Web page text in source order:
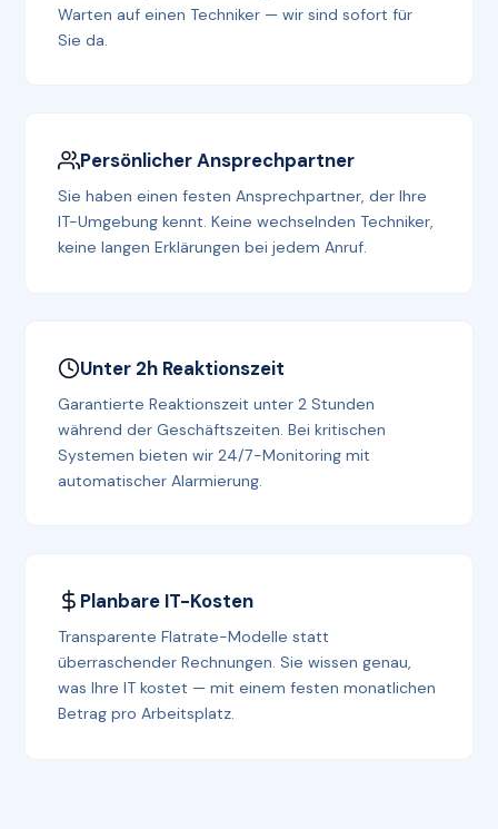
Warten auf einen Techniker — wir sind sofort für
Sie da.
Persönlicher Ansprechpartner
Sie haben einen festen Ansprechpartner, der Ihre
IT-Umgebung kennt. Keine wechselnden Techniker,
keine langen Erklärungen bei jedem Anruf.
Unter 2h Reaktionszeit
Garantierte Reaktionszeit unter 2 Stunden
während der Geschäftszeiten. Bei kritischen
Systemen bieten wir 24/7-Monitoring mit
automatischer Alarmierung.
Planbare IT-Kosten
Transparente Flatrate-Modelle statt
überraschender Rechnungen. Sie wissen genau,
was Ihre IT kostet — mit einem festen monatlichen
Betrag pro Arbeitsplatz.